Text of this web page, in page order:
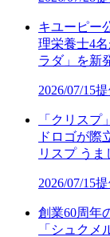
キユーピー
理栄養士4
ラダ」を新
2026/07/15
「クリス
ドロゴが際
リスプ う
2026/07/15
創業60周年
「シュクメ